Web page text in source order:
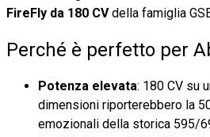
FireFly da 180 CVdella famiglia
Perché è perfetto per
Potenza elevata: 180 CV su
dimensioni riporterebbero la
emozionali della storica 595/